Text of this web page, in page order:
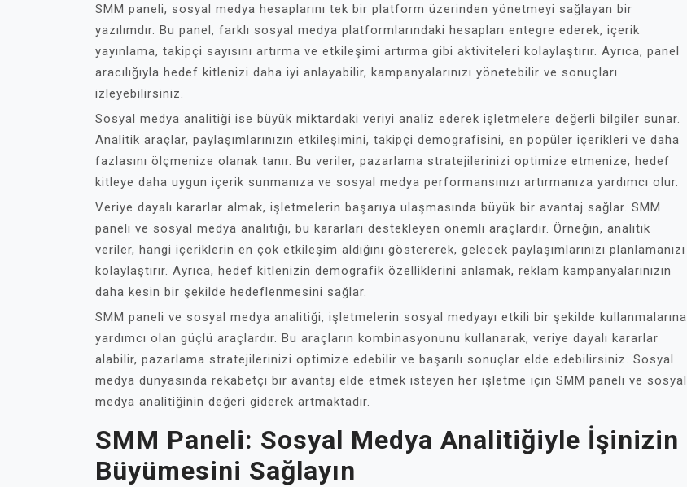
SMM paneli, sosyal medya hesaplarını tek bir platform üzerinden yönetmeyi sağlayan bir
yazılımdır. Bu panel, farklı sosyal medya platformlarındaki hesapları entegre ederek, içerik
yayınlama, takipçi sayısını artırma ve etkileşimi artırma gibi aktiviteleri kolaylaştırır. Ayrıca, panel
aracılığıyla hedef kitlenizi daha iyi anlayabilir, kampanyalarınızı yönetebilir ve sonuçları
izleyebilirsiniz.
Sosyal medya analitiği ise büyük miktardaki veriyi analiz ederek işletmelere değerli bilgiler sunar.
Analitik araçlar, paylaşımlarınızın etkileşimini, takipçi demografisini, en popüler içerikleri ve daha
fazlasını ölçmenize olanak tanır. Bu veriler, pazarlama stratejilerinizi optimize etmenize, hedef
kitleye daha uygun içerik sunmanıza ve sosyal medya performansınızı artırmanıza yardımcı olur.
Veriye dayalı kararlar almak, işletmelerin başarıya ulaşmasında büyük bir avantaj sağlar. SMM
paneli ve sosyal medya analitiği, bu kararları destekleyen önemli araçlardır. Örneğin, analitik
veriler, hangi içeriklerin en çok etkileşim aldığını göstererek, gelecek paylaşımlarınızı planlamanızı
kolaylaştırır. Ayrıca, hedef kitlenizin demografik özelliklerini anlamak, reklam kampanyalarınızın
daha kesin bir şekilde hedeflenmesini sağlar.
SMM paneli ve sosyal medya analitiği, işletmelerin sosyal medyayı etkili bir şekilde kullanmalarına
yardımcı olan güçlü araçlardır. Bu araçların kombinasyonunu kullanarak, veriye dayalı kararlar
alabilir, pazarlama stratejilerinizi optimize edebilir ve başarılı sonuçlar elde edebilirsiniz. Sosyal
medya dünyasında rekabetçi bir avantaj elde etmek isteyen her işletme için SMM paneli ve sosyal
medya analitiğinin değeri giderek artmaktadır.
SMM Paneli: Sosyal Medya Analitiğiyle İşinizin
Büyümesini Sağlayın